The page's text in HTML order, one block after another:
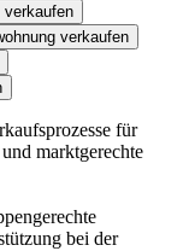
verkaufen
verkaufen
für
marktgerechte
bei der